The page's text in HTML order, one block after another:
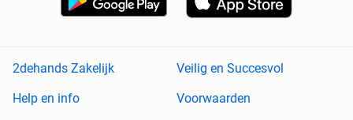
2dehands Zakelijk
Veilig en Succesvol
Help en info
Voorwaarden